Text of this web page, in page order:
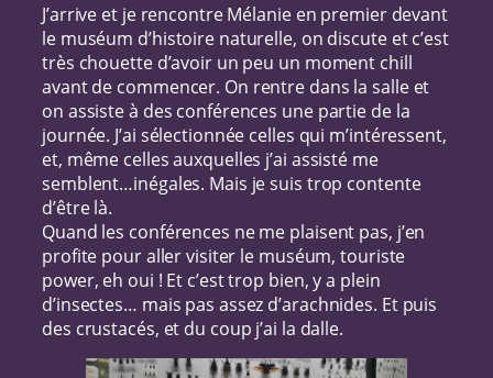
J’arrive et je rencontre Mélanie en premier devant
le muséum d’histoire naturelle, on discute et c’est
très chouette d’avoir un peu un moment chill
avant de commencer. On rentre dans la salle et
on assiste à des conférences une partie de la
journée. J’ai sélectionnée celles qui m’intéressent,
et, même celles auxquelles j’ai assisté me
semblent…inégales. Mais je suis trop contente
d’être là.
Quand les conférences ne me plaisent pas, j’en
profite pour aller visiter le muséum, touriste
power, eh oui ! Et c’est trop bien, y a plein
d’insectes… mais pas assez d’arachnides. Et puis
des crustacés, et du coup j’ai la dalle.